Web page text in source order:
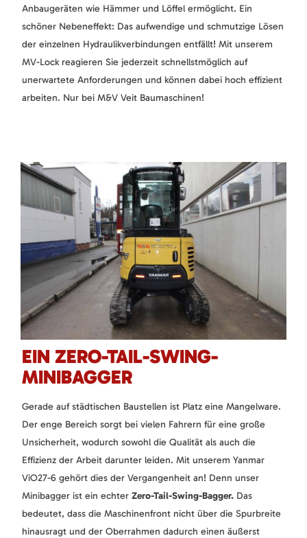
Anbaugeräten wie Hämmer und Löffel ermöglicht. Ein
schöner Nebeneffekt: Das aufwendige und schmutzige Lösen
der einzelnen Hydraulikverbindungen entfällt! Mit unserem
MV-Lock reagieren Sie jederzeit schnellstmöglich auf
unerwartete Anforderungen und können dabei hoch effizient
arbeiten. Nur bei M&V Veit Baumaschinen!
EIN ZERO-TAIL-SWING-
MINIBAGGER
Gerade auf städtischen Baustellen ist Platz eine Mangelware.
Der enge Bereich sorgt bei vielen Fahrern für eine große
Unsicherheit, wodurch sowohl die Qualität als auch die
Effizienz der Arbeit darunter leiden. Mit unserem Yanmar
ViO27-6 gehört dies der Vergangenheit an! Denn unser
Minibagger ist ein echter Zero-Tail-Swing-Bagger. Das
bedeutet, dass die Maschinenfront nicht über die Spurbreite
hinausragt und der Oberrahmen dadurch einen äußerst